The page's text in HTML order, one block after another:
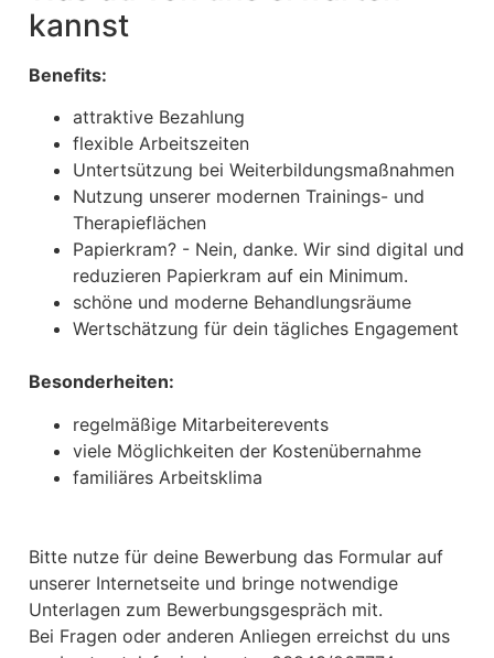
kannst
Benefits:
attraktive Bezahlung
flexible Arbeitszeiten
Untertsützung bei Weiterbildungsmaßnahmen
Nutzung unserer modernen Trainings- und
Therapieflächen
Papierkram? - Nein, danke. Wir sind digital und
reduzieren Papierkram auf ein Minimum.
schöne und moderne Behandlungsräume
Wertschätzung für dein tägliches Engagement
Besonderheiten:
regelmäßige Mitarbeiterevents
viele Möglichkeiten der Kostenübernahme
familiäres Arbeitsklima
Bitte nutze für deine Bewerbung das Formular auf
unserer Internetseite und bringe notwendige
Unterlagen zum Bewerbungsgespräch mit.
Bei Fragen oder anderen Anliegen erreichst du uns